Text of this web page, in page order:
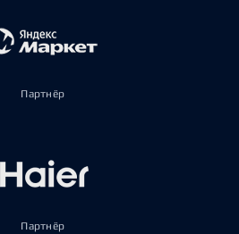
Партнёр
Партнёр